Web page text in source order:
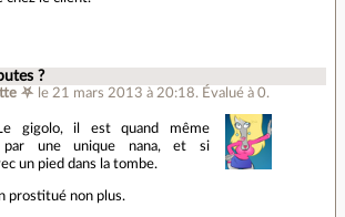
?
⛧ le 21 mars 2013 à 20:18. Évalué à 0.
gigolo, il est quand même
par une unique nana, et si
un pied dans la tombe.
prostitué non plus.